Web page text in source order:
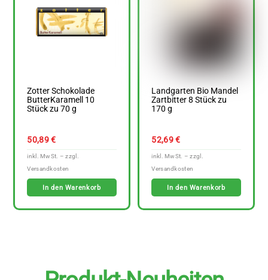
Zotter Schokolade
ButterKaramell 10
Stück zu 70 g
50,89€
In den Warenkorb
Landgarten Bio Mandel
Zartbitter 8 Stück zu
170 g
52,69€
In den Warenkorb